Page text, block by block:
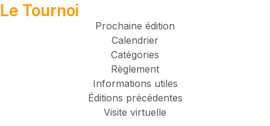
Le Tournoi
Prochaine édition
Calendrier
Catégories
Règlement
Informations utiles
Éditions précédentes
Visite virtuelle